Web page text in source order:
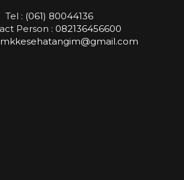
Tel : (061) 80044136
Person : 082136456600